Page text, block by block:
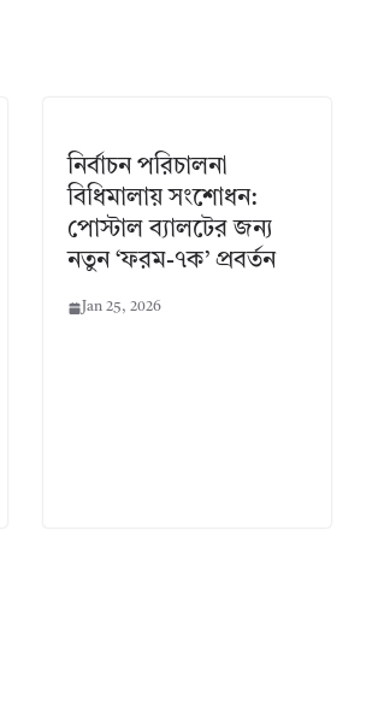
নির্বাচন পরিচালনা
বিধিমালায় সংশোধন:
পোস্টাল ব্যালটের জন্য
নতুন ‘ফরম-৭ক’ প্রবর্তন
Jan 25, 2026